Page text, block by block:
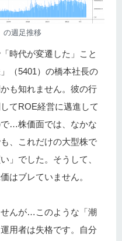
の週足推移
時代が変遷した」こと
（5401）の橋本社長の
も知れません。彼の行
てROE経営に邁進して
…株価面では、なかな
、これだけの大型株で
」でした。そうして、
はブレていません。
んが…このような「潮
用者は失格です。自分